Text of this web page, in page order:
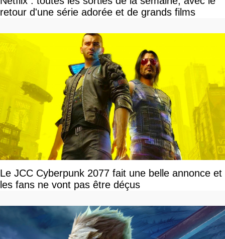
retour d'une série adorée et de grands films
Le JCC Cyberpunk 2077 fait une belle annonce et
les fans ne vont pas être déçus